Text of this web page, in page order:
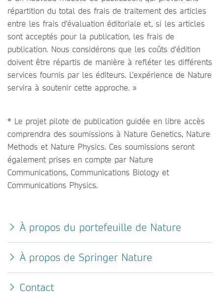
répartition du total des frais de traitement des articles
entre les frais d'évaluation éditoriale et, si les articles
sont acceptés pour la publication, les frais de
publication. Nous considérons que les coûts d'édition
doivent être répartis de manière à refléter les différents
services fournis par les éditeurs. L’expérience de Nature
servira à soutenir cette approche. »
* Le projet pilote de publication guidée en libre accès
comprendra des soumissions à Nature Genetics, Nature
Methods et Nature Physics. Ces soumissions seront
également prises en compte par Nature
Communications, Communications Biology et
Communications Physics.
À propos du portefeuille de Nature
À propos de Springer Nature
Contact